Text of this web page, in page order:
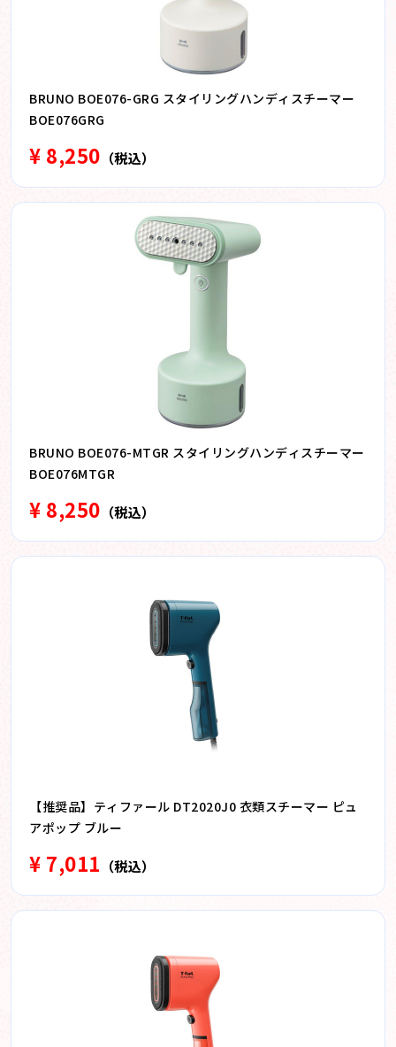
BRUNO BOE076-GRG スタイリングハンディスチーマー
BOE076GRG
¥ 8,250 （税込）
BRUNO BOE076-MTGR スタイリングハンディスチーマー
BOE076MTGR
¥ 8,250 （税込）
【推奨品】ティファール DT2020J0 衣類スチーマー ピュ
アポップ ブルー
¥ 7,011 （税込）